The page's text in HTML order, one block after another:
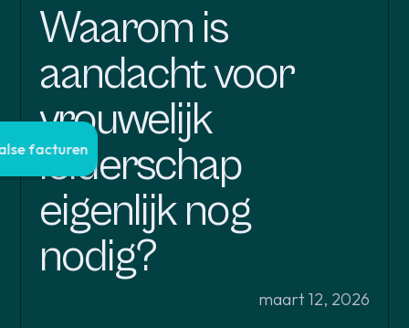
facturen
Waarom is
aandacht voor
vrouwelijk
leiderschap
eigenlijk nog
nodig?
maart 12, 2026